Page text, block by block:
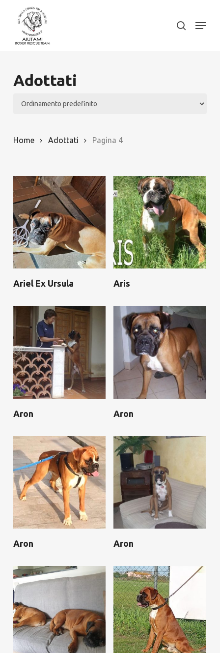
content
search
Menu
Adottati
Home Adottati Pagina 4
Ariel Ex Ursula Aris
Aron Aron
Aron Aron
Close